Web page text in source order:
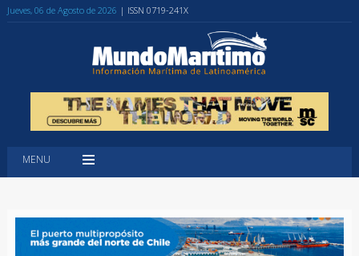
Jueves, 06 de Agosto de 2026 | ISSN 0719-241X
MENU